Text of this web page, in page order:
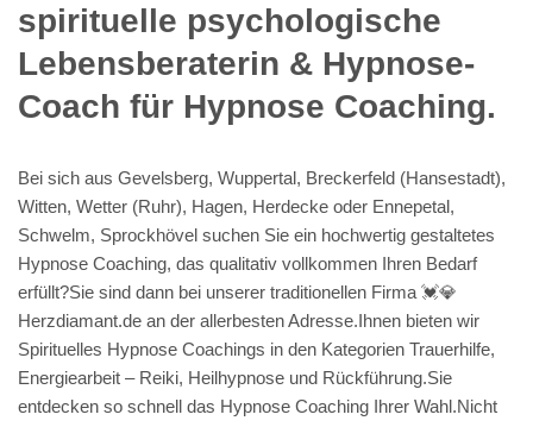
spirituelle psychologische
Lebensberaterin & Hypnose-
Coach für Hypnose Coaching.
Bei sich aus Gevelsberg, Wuppertal, Breckerfeld (Hansestadt),
Witten, Wetter (Ruhr), Hagen, Herdecke oder Ennepetal,
Schwelm, Sprockhövel suchen Sie ein hochwertig gestaltetes
Hypnose Coaching, das qualitativ vollkommen Ihren Bedarf
erfüllt?Sie sind dann bei unserer traditionellen Firma 💓️💎
Herzdiamant.de an der allerbesten Adresse.Ihnen bieten wir
Spirituelles Hypnose Coachings in den Kategorien Trauerhilfe,
Energiearbeit – Reiki, Heilhypnose und Rückführung.Sie
entdecken so schnell das Hypnose Coaching Ihrer Wahl.Nicht